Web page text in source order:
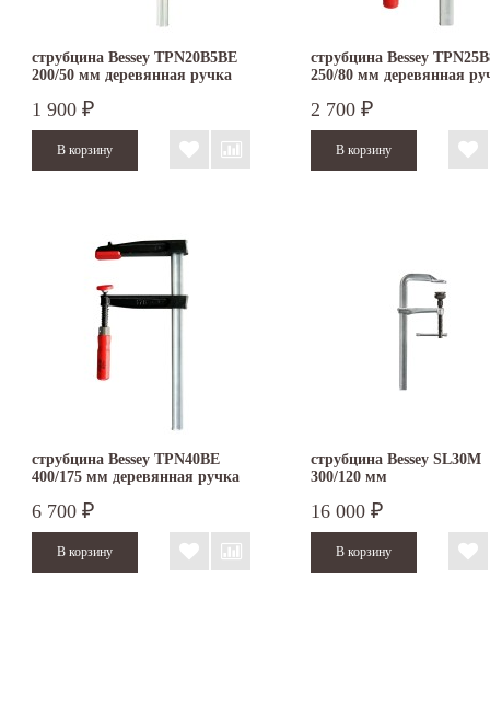
струбцина Bessey TPN20B5BE
200/50 мм деревянная ручка
1 900 ₽
струбцина Bessey
250/80 мм деревянная
2 700 ₽
струбцина Bessey TPN40BE
400/175 мм деревянная ручка
6 700 ₽
струбцина Bessey SL30M
300/120 мм
16 000 ₽